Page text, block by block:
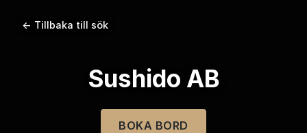
← Tillbaka till sök
Sushido AB
BOKA BORD